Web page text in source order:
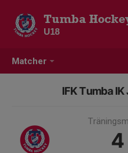
Matcher
Tumba
U18
IFK Tumba
4